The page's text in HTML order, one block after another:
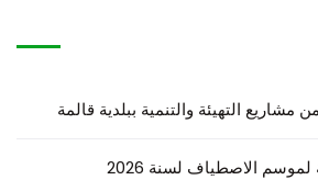
مشاريع التهيئة والتنمية ببلدية قالمة
الاصطياف لسنة 2026